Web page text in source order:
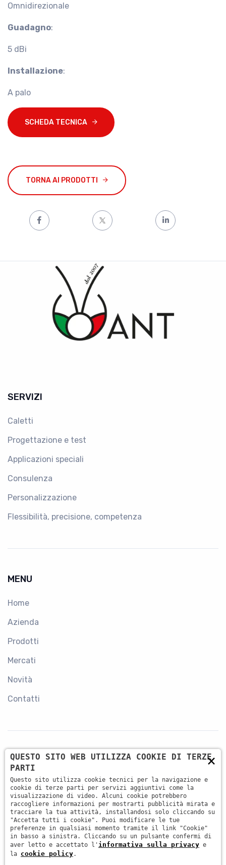
Omnidirezionale
Guadagno:
5 dBi
Installazione:
A palo
SCHEDA TECNICA
TORNA AI PRODOTTI
SERVIZI
Caletti
Progettazione e test
Applicazioni speciali
Consulenza
Personalizzazione
Flessibilità, precisione, competenza
MENU
Home
Azienda
Prodotti
Mercati
Novità
Contatti
CONTATTI
+39 045 87 81 380
info@antsrl.eu
Via della Concordia, 4 37036 - San Martino Buon
×
QUESTO SITO WEB UTILIZZA COOKIE DI TERZE
PARTI
Questo sito utilizza cookie tecnici per la navigazione e
cookie di terze parti per servizi aggiuntivi come la
visualizzazione di video. Alcuni cookie potrebbero
raccogliere informazioni per mostrarti pubblicità mirata e
tracciare la tua attività, installandosi solo cliccando su
"Accetta tutti i cookie". Puoi modificare le tue
preferenze in qualsiasi momento tramite il link "Cookie"
in basso a sinistra. Cliccando su un pulsante confermi di
aver letto e accettato l' informativa sulla privacy e
la cookie policy.